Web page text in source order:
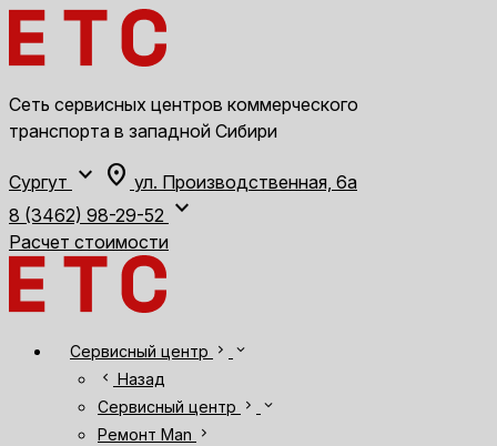
Сеть сервисных центров коммерческого
транспорта в западной Сибири
Сургут expand_more location_on ул. Производственная, 6а
8 (3462) 98-29-52 expand_more
Расчет стоимости
Сервисный центр chevron_right
expand_more
chevron_left Назад
Сервисный центр
chevron_right expand_more
Ремонт Man
chevron_right